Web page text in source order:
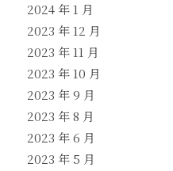
2024 年 1 月
2023 年 12 月
2023 年 11 月
2023 年 10 月
2023 年 9 月
2023 年 8 月
2023 年 6 月
2023 年 5 月